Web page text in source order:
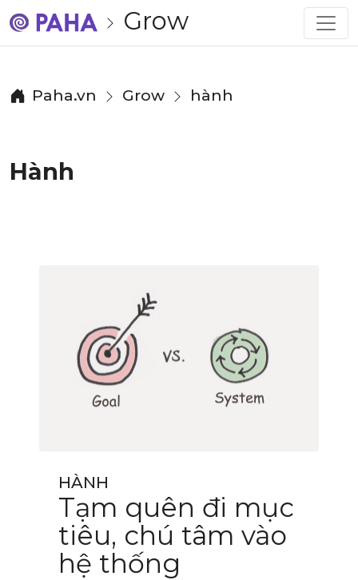
Grow
Paha.vn Grow hành
Hành
HÀNH
Tạm quên đi mục
tiêu, chú tâm vào
hệ thống